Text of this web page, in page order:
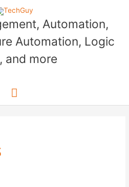
Automation,
Automation, Logic
and more
Main